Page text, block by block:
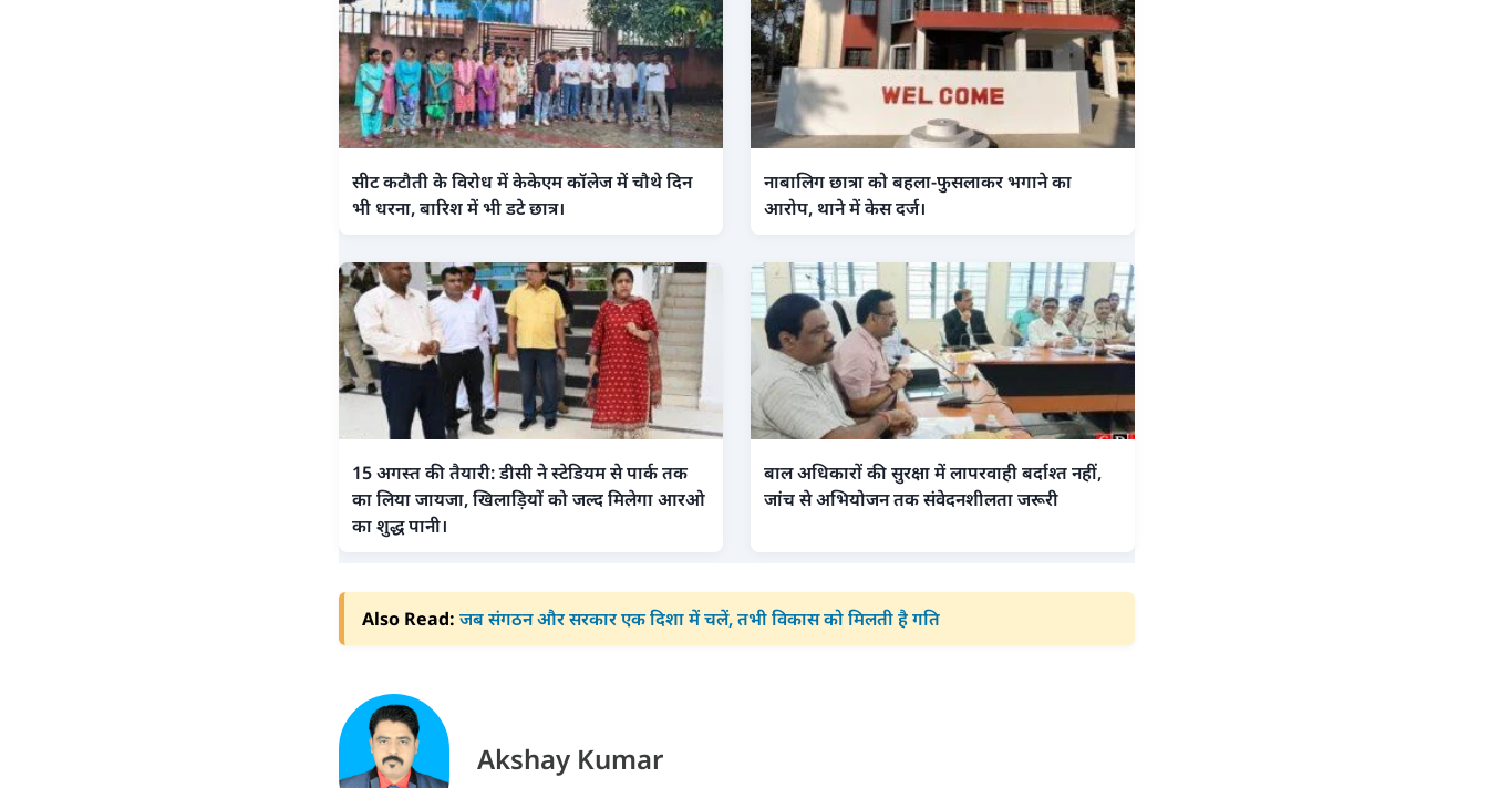
सीट कटौती के विरोध में केकेएम कॉलेज में चौथे दिन
भी धरना, बारिश में भी डटे छात्र।
नाबालिग छात्रा को बहला-फुसलाकर भगाने का
आरोप, थाने में केस दर्ज।
15 अगस्त की तैयारी: डीसी ने स्टेडियम से पार्क तक
का लिया जायजा, खिलाड़ियों को जल्द मिलेगा आरओ
का शुद्ध पानी।
बाल अधिकारों की सुरक्षा में लापरवाही बर्दाश्त नहीं,
जांच से अभियोजन तक संवेदनशीलता जरूरी
Also Read: जब संगठन और सरकार एक दिशा में चलें, तभी विकास को मिलती है गति
Akshay Kumar